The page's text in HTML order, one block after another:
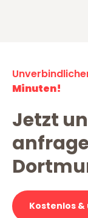
Minuten!
Jetzt
Kostenlos